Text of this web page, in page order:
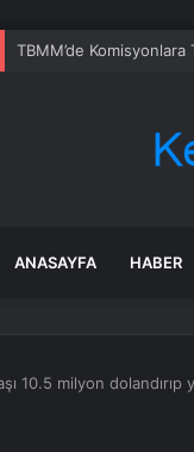
TBMM’de
ANASAYFA HABER
10.5 milyon dolandırıp